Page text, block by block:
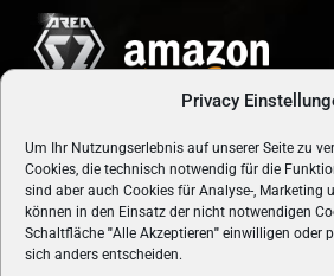
Privacy
Um Ihr Nutzungserlebnis auf unserer Seite zu
Cookies, die technisch notwendig für die
sind aber auch Cookies für Analyse-, Marketing
können in den Einsatz der nicht notwendigen
Schaltfläche "Alle Akzeptieren" einwilligen oder
sich anders entscheiden.